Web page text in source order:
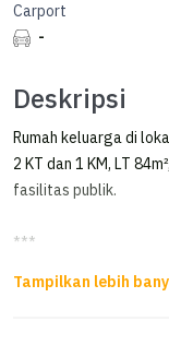
Carport
-
Deskripsi
Rumah keluarga di
2 KT dan 1 KM, LT
fasilitas publik.
***
Kedungmundu